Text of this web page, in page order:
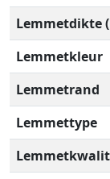
Lemmetdikte
Lemmetkleur
Lemmetrand
Lemmettype